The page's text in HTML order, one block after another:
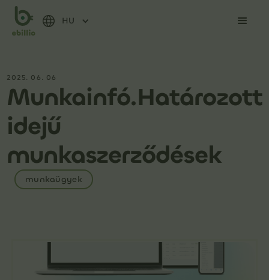
HU
2025. 06. 06
Munkainfó.Határozott
idejű
munkaszerződések
munkaügyek